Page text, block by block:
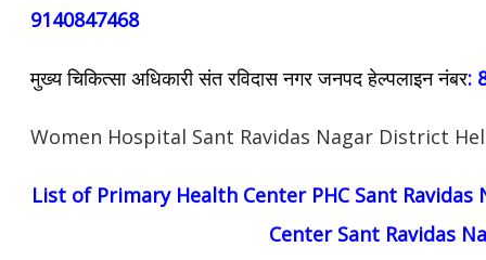
9140847468
मुख्य चिकित्सा अधिकारी संत रविदास नगर जनपद हेल्पलाइन नंबर:
Women Hospital Sant Ravidas Nagar District
List of Primary HealthCenter PHC Sant
Center Sant Ravidas